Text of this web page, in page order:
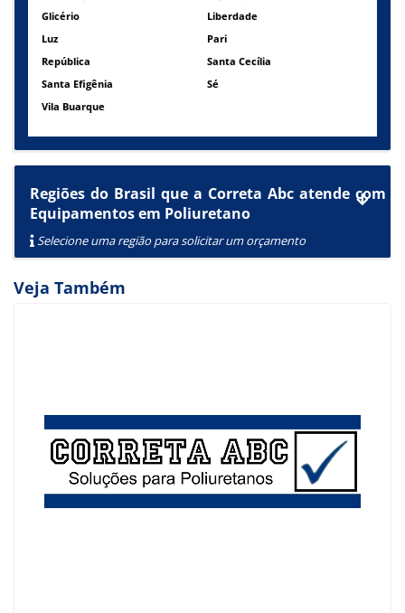
Glicério
Liberdade
Luz
Pari
República
Santa Cecília
Santa Efigênia
Sé
Vila Buarque
Regiões do Brasil que a Correta Abc atende com
Equipamentos em Poliuretano
Selecione uma região para solicitar um orçamento
Veja Também